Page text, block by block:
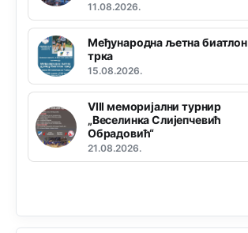
11.08.2026.
Међународна љетна биатлон
трка
15.08.2026.
VIII меморијални турнир
„Веселинка Слијепчевић
Обрадовић“
21.08.2026.